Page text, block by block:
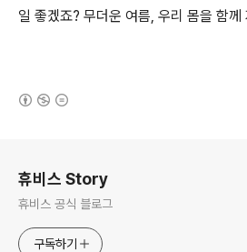
일 좋겠죠? 무더운 여름, 우리 몸을 함께
휴비스 Story
휴비스 공식 블로그
구독하기